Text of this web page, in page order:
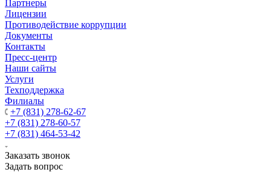
Партнеры
Лицензии
Противодействие коррупции
Документы
Контакты
Пресс-центр
Наши сайты
Услуги
Техподдержка
Филиалы
+7 (831) 278-62-67
+7 (831) 278-60-57
+7 (831) 464-53-42
Заказать звонок
Задать вопрос